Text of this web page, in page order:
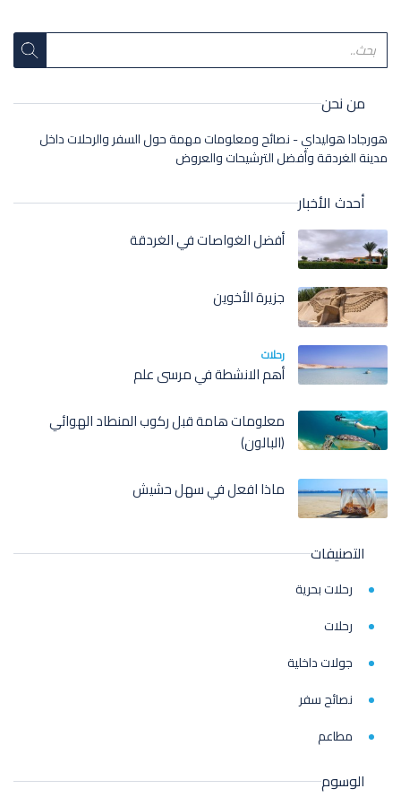
من نحن
هورجادا هوليداي - نصائح ومعلومات مهمة حول السفر والرحلات داخل
مدينة الغردقة وأفضل الترشيحات والعروض
أحدث الأخبار
أفضل الغواصات في الغردقة
جزيرة الأخوين
رحلات
أهم الانشطة في مرسى علم
معلومات هامة قبل ركوب المنطاد الهوائي
(البالون)
ماذا افعل في سهل حشيش
التصنيفات
رحلات بحرية
رحلات
جولات داخلية
نصائح سفر
مطاعم
الوسوم